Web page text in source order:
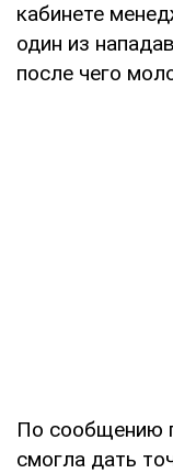
кабинете
один из
после чего
По сообщению
смогла дать